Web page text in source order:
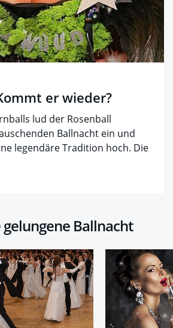
er wieder?
lud der Rosenball
Ballnacht ein und
legendäre Tradition hoch. Die
Ballnacht